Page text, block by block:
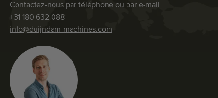
Contactez-nous par téléphone ou par e-mail
+31 180 632 088
info@duijndam-machines.com